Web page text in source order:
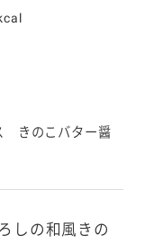
きのこバター醤
しの和風きの